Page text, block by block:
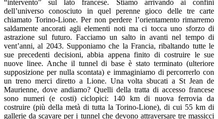
“intervento” sul lato francese. Stiamo arrivando ai confini
dell’universo conosciuto in quel perenne gioco delle tre carte
chiamato Torino-Lione. Per non perdere l’orientamento rimarremo
saldamente ancorati agli elementi noti ma ci tocca uno sforzo di
astrazione sul futuro. Facciamo un salto in avanti nel tempo di
vent’anni, al 2043. Supponiamo che la Francia, ribaltando tutte le
sue precedenti decisioni, abbia appena finito di costruire le sue
nuove linee. Anche il tunnel di base è stato terminato (ulteriore
supposizione per nulla scontata) e immaginiamo di percorrerlo con
un treno merci diretto a Lione. Una volta sbucati a St Jean de
Maurienne, dove andiamo? Quelli della tratta di accesso francese
sono numeri (e costi) ciclopici: 140 km di nuova ferrovia da
costruire (più della metà di tutta la Torino-Lione), di cui 55 km di
gallerie da scavare per i tunnel che devono attraversare tre massicci